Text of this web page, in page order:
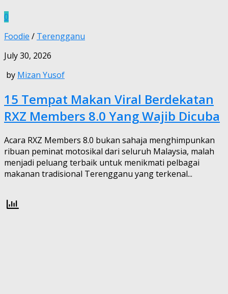
0
Foodie / Terengganu
July 30, 2026
by Mizan Yusof
15 Tempat Makan Viral Berdekatan
RXZ Members 8.0 Yang Wajib Dicuba
Acara RXZ Members 8.0 bukan sahaja menghimpunkan
ribuan peminat motosikal dari seluruh Malaysia, malah
menjadi peluang terbaik untuk menikmati pelbagai
makanan tradisional Terengganu yang terkenal...